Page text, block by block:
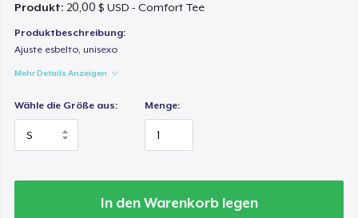
Produkt: 20,00 $ USD - Comfort Tee
Produktbeschreibung:
Ajuste esbelto, unisexo
Mehr Details Anzeigen
Wähle die Größe aus: Menge:
In den Warenkorb legen